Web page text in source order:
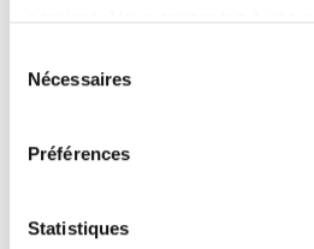
Nécessaires
Préférences
Statistiques